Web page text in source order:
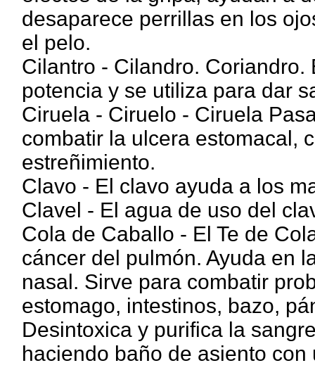
desaparece perrillas en los
el pelo.
Cilantro - Cilandro.
potencia y se utiliza para dar
Ciruela - Ciruelo - Ciruela
combatir la ulcera estomacal,
estreñimiento.
Clavo - El clavo ayuda a los
Clavel - El agua de uso del
Cola de Caballo - El Te de
cáncer del pulmón. Ayuda en
nasal. Sirve para combatir
estomago, intestinos, bazo,
Desintoxica y purifica la
haciendo baño de asiento